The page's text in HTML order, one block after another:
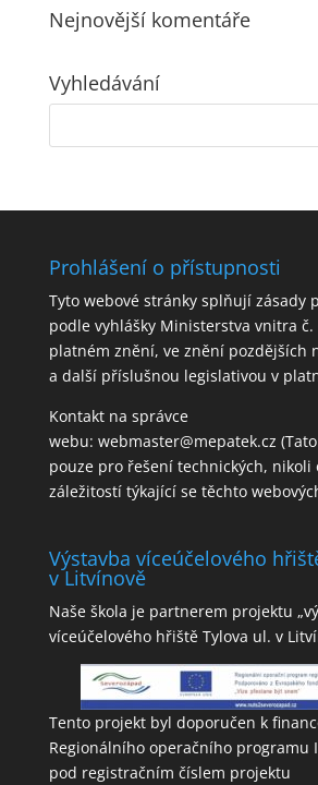
Nejnovější komentáře
Vyhledávání
Prohlášení o přístupnosti
Tyto webové stránky splňují zásady
podle vyhlášky Ministerstva vnitra č.
platném znění, ve znění pozdějších
a další příslušnou legislativou v
Kontakt na správce
webu: webmaster@mepatek.cz
pouze pro řešení technických, nikoli
záležitostí týkající se těchto
Výstavba víceúčelového
v Litvínově
Naše škola je partnerem projektu
víceúčelového hřiště Tylova ul. v
Tento projekt byl doporučen k
Regionálního operačního programu
pod registračním číslem projektu